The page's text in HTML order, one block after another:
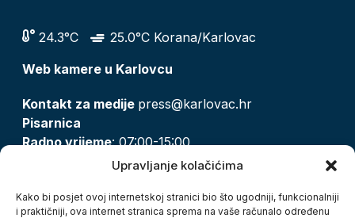
Upravljanje kolačićima
Kako bi posjet ovoj internetskoj stranici bio što ugodniji, funkcionalniji
i praktičniji, ova internet stranica sprema na vaše računalo određenu
24.3°C
25.0°C Korana/Karlovac
Web kamere u Karlovcu
Kontakt za medije press@karlovac.hr
Pisarnica
Radno vrijeme: 07:00-15:00
pisarnica@karlovac.hr